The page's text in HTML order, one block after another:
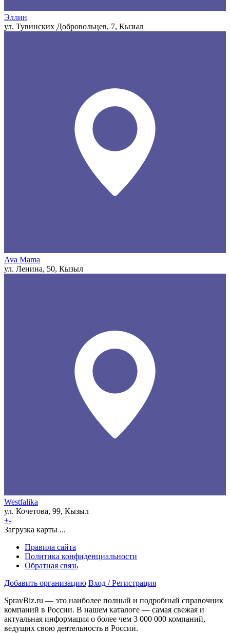
Эллин
ул. Тувинских Добровольцев, 7, Кызыл
Ava Mama
ул. Ленина, 50, Кызыл
Westfalika
ул. Кочетова, 99, Кызыл
+-
Загрузка карты ...
Правила сайта
Политика конфиденциальности
Обратная связь
Добавить организацию Вход / Регистрация
SpravBiz.ru — это наиболее полный и подробный справочник
компаний в России. В нашем каталоге — самая свежая и
актуальная информация о более чем 3 000 000 компаний,
ведущих свою деятельность в России.